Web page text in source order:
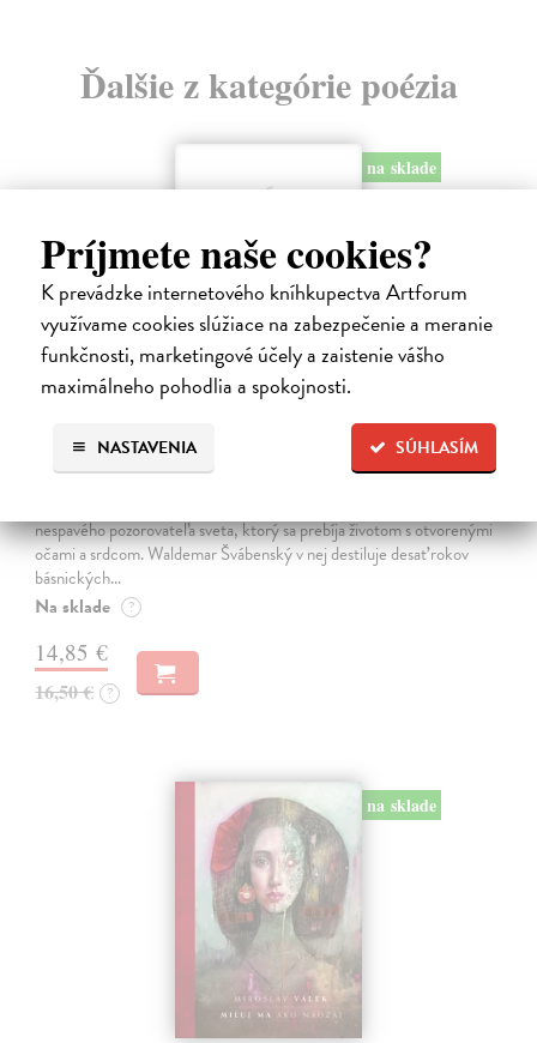
Príjmete naše cookies?
K prevádzke internetového kníhkupectva Artforum
využívame cookies slúžiace na zabezpečenie a meranie
funkčnosti, marketingové účely a zaistenie vášho
maximálneho pohodlia a spokojnosti.
SÚHLASÍM
NASTAVENIA
Ďalšie z kategórie poézia
na sklade
V tú noc som spal postojačky a hladný
Švábenský Waldemar| Kniha
nespavého pozorovateľa sveta, ktorý sa prebíja životom s otvorenými
očami a srdcom. Waldemar Švábenský v nej destiluje desať rokov
básnických…
Na sklade ?
14,85 €
16,50 € ?
na sklade